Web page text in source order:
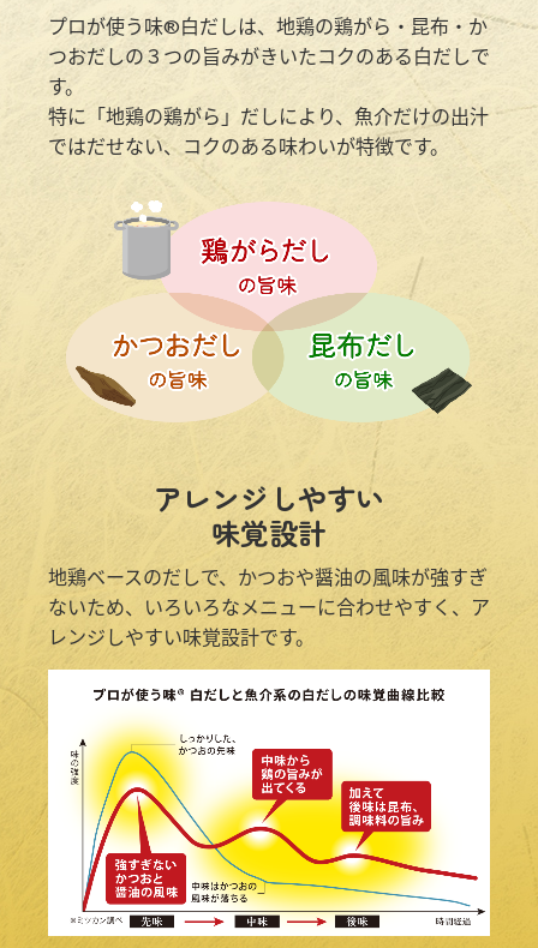
ミツカンのCM
ロングセラー商品 ＋ おすすめレシピ
人気商品 ＋ おすすめレシピ
キッザニア東京「ぽん酢工房」
ミツカン公式通販
業務用サイト ミツカングループについて 製造所固有記号一覧
プロが使う味®白だしは、 地鶏の鶏がら・昆布・か
つおだしの３つの旨みがきいたコクのある白だしで
す。
特に「地鶏の鶏がら」だしにより、魚介だけの出汁
ではだせない、 コクのある味わいが特徴です。
アレンジしやすい
味覚設計
地鶏ベースのだしで、かつおや醤油の風味が強すぎ
ないため、
いろいろなメニューに合わせやすく、ア
レンジしやすい味覚設計です。